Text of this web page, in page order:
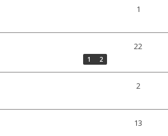
1
1 2
22
2
13